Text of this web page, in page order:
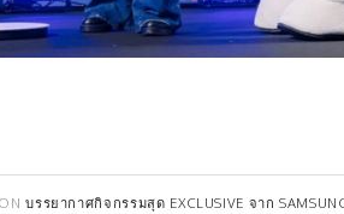
ONบรรยากาศกิจกรรมสุด EXCLUSIVE จาก